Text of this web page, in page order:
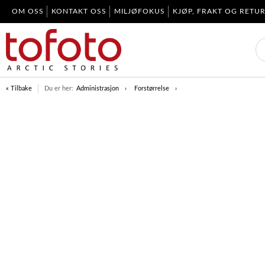
OM OSS KONTAKT OSS MILJØFOKUS KJØP, FRAKT OG RETUR
« Tilbake Du er her: Administrasjon Forstørrelse